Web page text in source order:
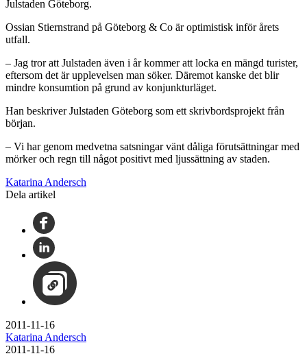
Julstaden Göteborg.
Ossian Stiernstrand på Göteborg & Co är optimistisk inför årets
utfall.
– Jag tror att Julstaden även i år kommer att locka en mängd turister,
eftersom det är upplevelsen man söker. Däremot kanske det blir
mindre konsumtion på grund av konjunkturläget.
Han beskriver Julstaden Göteborg som ett skrivbordsprojekt från
början.
– Vi har genom medvetna satsningar vänt dåliga förutsättningar med
mörker och regn till något positivt med ljussättning av staden.
Katarina Andersch
Dela artikel
2011-11-16
Katarina Andersch
2011-11-16